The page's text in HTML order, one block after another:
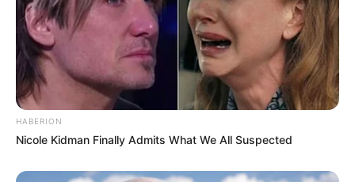
HABERION
Nicole Kidman Finally Admits What We All Suspected